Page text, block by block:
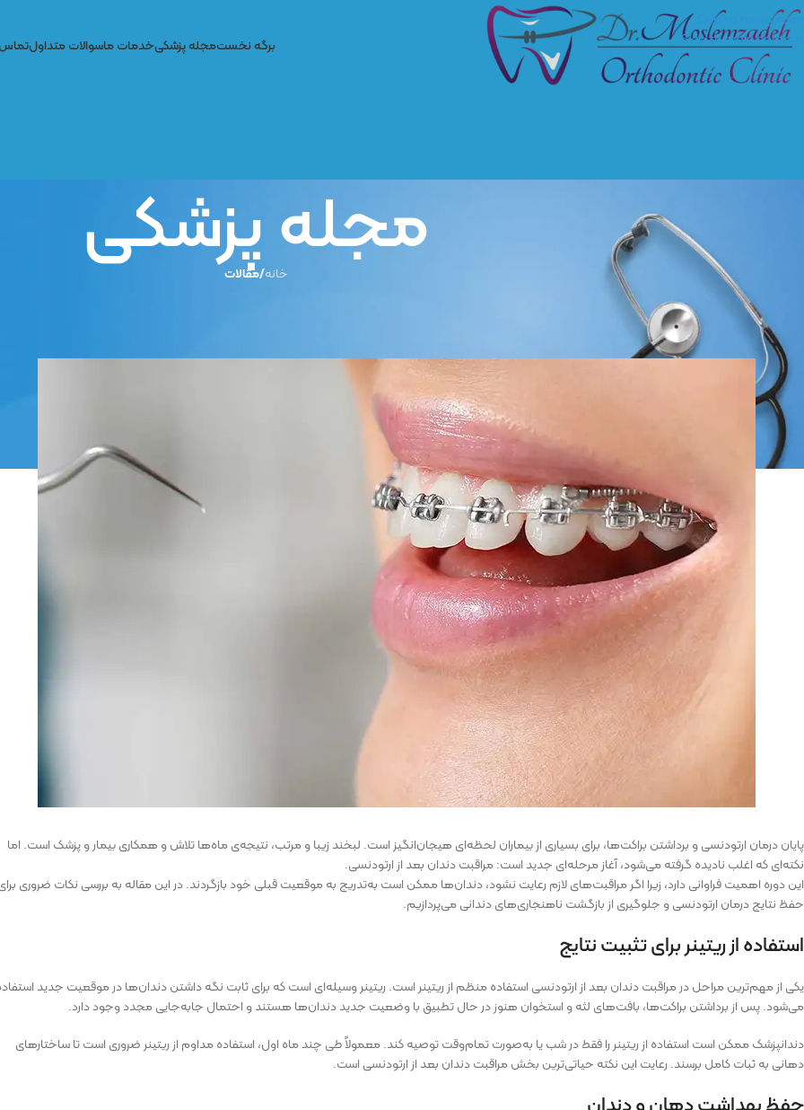
Skip to navigation
Skip to main content
برگه نخستمجله پزشکیخدمات ماسوالات متداولتماس
مجله پزشکی
خانه/مقالات
پایان درمان ارتودنسی و برداشتن براکت‌ها، برای بسیاری از بیماران لحظه‌ای هیجان‌انگیز است. لبخند زیبا و مرتب، نتیجه‌ی ماه‌ها تلاش و همکاری بیمار و پزشک است. اما
نکته‌ای که اغلب نادیده گرفته می‌شود، آغاز مرحله‌ای جدید است: مراقبت دندان بعد از ارتودنسی.
این دوره اهمیت فراوانی دارد، زیرا اگر مراقبت‌های لازم رعایت نشود، دندان‌ها ممکن است به‌تدریج به موقعیت قبلی خود بازگردند. در این مقاله به بررسی نکات ضروری
حفظ نتایج درمان ارتودنسی و جلوگیری از بازگشت ناهنجاری‌های دندانی می‌پردازیم.
استفاده از ریتینر برای تثبیت نتایج
یکی از مهم‌ترین مراحل در مراقبت دندان بعد از ارتودنسی استفاده منظم از ریتینر است. ریتینر وسیله‌ای است که برای ثابت نگه داشتن دندان‌ها در موقعیت جدید
می‌شود. پس از برداشتن براکت‌ها، بافت‌های لثه و استخوان هنوز در حال تطبیق با وضعیت جدید دندان‌ها هستند و احتمال جابه‌جایی مجدد وجود دارد.
دندانپزشک ممکن است استفاده از ریتینر را فقط در شب یا به‌صورت تمام‌وقت توصیه کند. معمولاً طی چند ماه اول، استفاده مداوم از ریتینر ضروری است تا ساختارهای
دهانی به ثبات کامل برسند. رعایت این نکته حیاتی‌ترین بخش مراقبت دندان بعد از ارتودنسی است.